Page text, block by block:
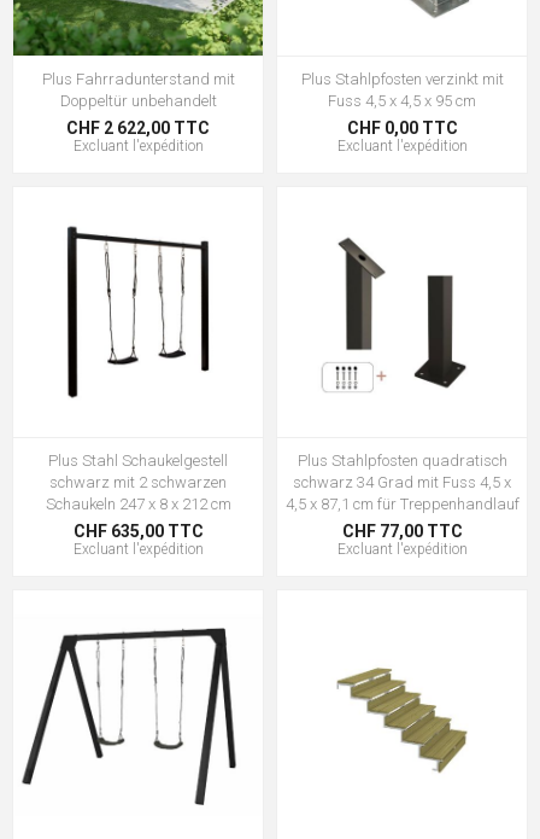
Plus Fahrradunterstand mit
Doppeltür unbehandelt
CHF 2 622,00 TTC
Excluant l'expédition
Plus Stahlpfosten verzinkt mit
Fuss 4,5 x 4,5 x 95 cm
CHF 0,00 TTC
Excluant l'expédition
Plus Stahl Schaukelgestell
schwarz mit 2 schwarzen
Schaukeln 247 x 8 x 212 cm
CHF 635,00 TTC
Excluant l'expédition
Plus Stahlpfosten quadratisch
schwarz 34 Grad mit Fuss 4,5 x
4,5 x 87,1 cm für Treppenhandlauf
CHF 77,00 TTC
Excluant l'expédition